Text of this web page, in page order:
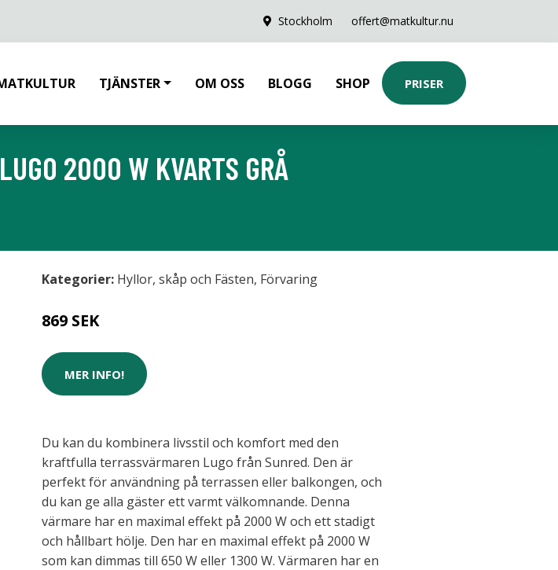
Stockholm offert@matkultur.nu
TJÄNSTER OM OSS BLOGG SHOP PRISER
2000 W KVARTS GRÅ
Kategorier: Hyllor, skåp och Fästen, Förvaring
869 SEK
MER INFO!
Du kan du kombinera livsstil och komfort med den
kraftfulla terrassvärmaren Lugo från Sunred. Den är
perfekt för användning på terrassen eller balkongen, och
du kan ge alla gäster ett varmt välkomnande. Denna
värmare har en maximal effekt på 2000 W och ett stadigt
och hållbart hölje. Den har en maximal effekt på 2000 W
som kan dimmas till 650 W eller 1300 W. Värmaren har en